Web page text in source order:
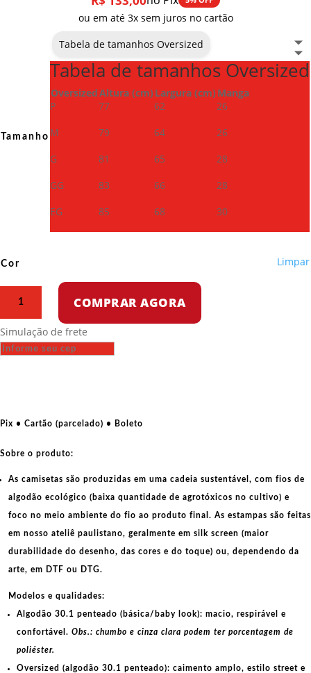
ou em até 3x sem juros no cartão
Tamanho
Tabela de tamanhos Oversized
Tabela de tamanhos Oversized
OversizedAltura (cm) Largura (cm) Manga
P
77 62
26
M
79 64
26
G
81 65
28
GG
83 66
28
EG
85 68 30
Cor Limpar
YPG
quantidade
COMPRAR AGORA
Simulação de frete
Pix • Cartão (parcelado) • Boleto
Sobre o produto:
As camisetas são produzidas em uma cadeia sustentável, com fios de
algodão ecológico (baixa quantidade de agrotóxicos no cultivo) e
foco no meio ambiente do fio ao produto final. As estampas são feitas
em nosso ateliê paulistano, geralmente em silk screen (maior
durabilidade do desenho, das cores e do toque) ou, dependendo da
arte, em DTF ou DTG.
Modelos e qualidades:
Algodão 30.1 penteado (básica/baby look): macio, respirável e
confortável. Obs.: chumbo e cinza clara podem ter porcentagem de
poliéster.
Oversized (algodão 30.1 penteado): caimento amplo, estilo street e